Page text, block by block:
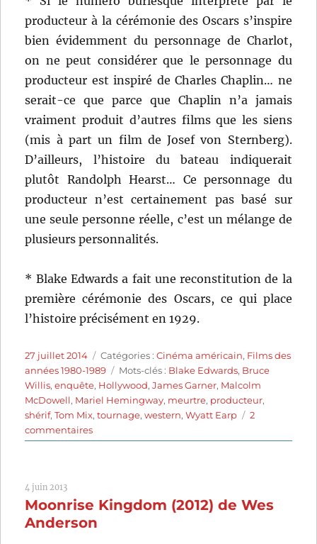
producteur à la cérémonie des Oscars s’inspire
bien évidemment du personnage de Charlot,
on ne peut considérer que le personnage du
producteur est inspiré de Charles Chaplin… ne
serait-ce que parce que Chaplin n’a jamais
vraiment produit d’autres films que les siens
(mis à part un film de Josef von Sternberg).
D’ailleurs, l’histoire du bateau indiquerait
plutôt Randolph Hearst… Ce personnage du
producteur n’est certainement pas basé sur
une seule personne réelle, c’est un mélange de
plusieurs personnalités.
* Blake Edwards a fait une reconstitution de la
première cérémonie des Oscars, ce qui place
l’histoire précisément en 1929.
Publié
le
27 juillet 2014 Catégories
Catégories :Cinéma américain, Films des
années 1980-1989
Étiquettes
Mots-clés : Blake Edwards, Bruce
Willis,enquête, Hollywood,James Garner, Malcolm
McDowell, Mariel Hemingway, meurtre, producteur,
shérif,Tom Mix,tournage,western,Wyatt Earp
2
commentairessur
Meurtre
de
Blake
4 juin 2013
Moonrise Kingdom (2012) de Wes
Anderson